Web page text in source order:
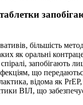
більшість
як оральні
запобігають
що
відома як
ВІЛ, що